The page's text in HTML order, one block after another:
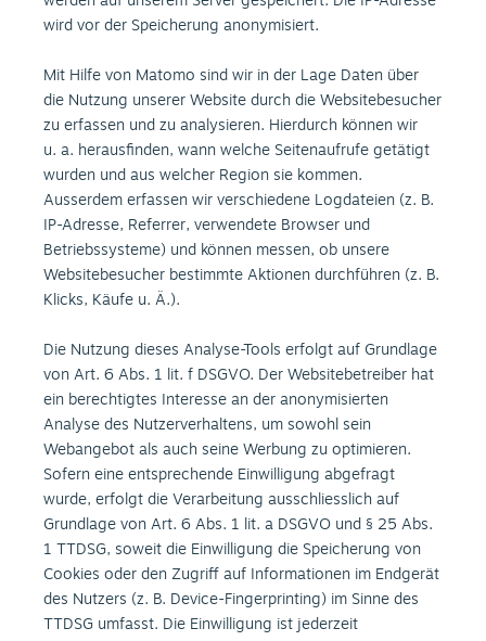
wird vor der Speicherung anonymisiert.
Mit Hilfe von Matomo sind wir in der Lage Daten über
die Nutzung unserer Website durch die Websitebesucher
zu erfassen und zu analysieren. Hierdurch können wir
u. a. herausfinden, wann welche Seitenaufrufe getätigt
wurden und aus welcher Region sie kommen.
Ausserdem erfassen wir verschiedene Logdateien (z. B.
IP-Adresse, Referrer, verwendete Browser und
Betriebssysteme) und können messen, ob unsere
Websitebesucher bestimmte Aktionen durchführen (z. B.
Klicks, Käufe u. Ä.).
Die Nutzung dieses Analyse-Tools erfolgt auf Grundlage
von Art. 6 Abs. 1 lit. f DSGVO. Der Websitebetreiber hat
ein berechtigtes Interesse an der anonymisierten
Analyse des Nutzerverhaltens, um sowohl sein
Webangebot als auch seine Werbung zu optimieren.
Sofern eine entsprechende Einwilligung abgefragt
wurde, erfolgt die Verarbeitung ausschliesslich auf
Grundlage von Art. 6 Abs. 1 lit. a DSGVO und § 25 Abs.
1 TTDSG, soweit die Einwilligung die Speicherung von
Cookies oder den Zugriff auf Informationen im Endgerät
des Nutzers (z. B. Device-Fingerprinting) im Sinne des
TTDSG umfasst. Die Einwilligung ist jederzeit